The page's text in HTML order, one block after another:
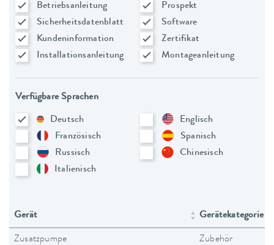
Betriebsanleitung
Prospekt
Sicherheitsdatenblatt
Software
Kundeninformation
Zertifikat
Installationsanleitung
Montageanleitung
Verfügbare Sprachen
Deutsch
Englisch
Französisch
Spanisch
Russisch
Chinesisch
Italienisch
Gerät Gerätekategorie
Zusatzpumpe Zubehör